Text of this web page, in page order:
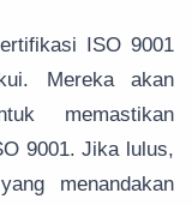
ISO 9001
Mereka akan
memastikan
9001. Jika lulus,
menandakan